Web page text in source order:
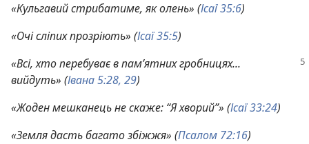
«Кульгавий стрибатиме, як олень» (Ісаї 35:6)
«Очі сліпих прозріють» (Ісаї 35:5)
«Всі, хто перебуває в пам’ятних гробницях...
вийдуть» (Івана 5:28, 29)
«Жоден мешканець не скаже: “Я хворий”» (Ісаї 33:24)
«Земля дасть багато збіжжя» (Псалом 72:16)